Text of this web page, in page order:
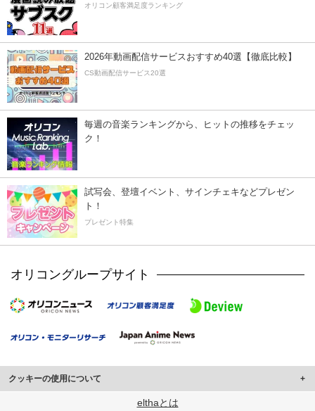
オリコン顧客満足度ランキング
2026年動画配信サービスおすすめ40選【徹底比較】
CS動画配信サービス20選
毎週の音楽ランキングから、ヒットの推移をチェッ
ク！
試写会、登壇イベント、サインチェキなどプレゼン
ト！
プレゼント特集
オリコングループサイト
クッキーの使用について
このサイトでは Cookie を使用して、ユーザーに合わせたコンテンツや広告の
elthaとは